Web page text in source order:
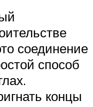
соединение
способ
концы